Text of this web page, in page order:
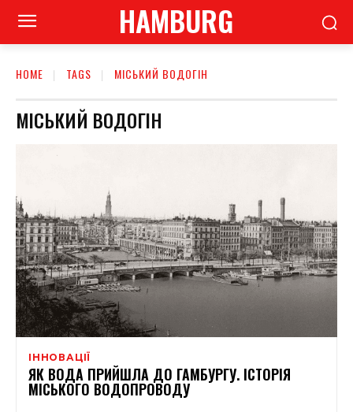
HAMBURG
HOME TAGS МІСЬКИЙ ВОДОГІН
МІСЬКИЙ ВОДОГІН
ІННОВАЦІЇ
ЯК ВОДА ПРИЙШЛА ДО ГАМБУРГУ. ІСТОРІЯ
МІСЬКОГО ВОДОПРОВОДУ